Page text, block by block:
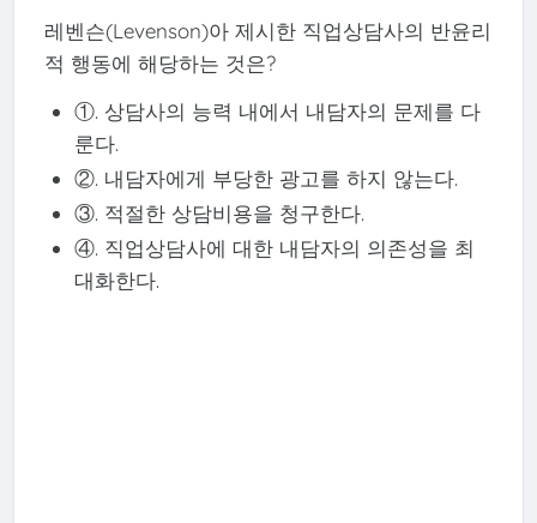
레벤슨(Levenson)아 제시한 직업상담사의 반윤리
적 행동에 해당하는 것은?
①. 상담사의 능력 내에서 내담자의 문제를 다
룬다.
②. 내담자에게 부당한 광고를 하지 않는다.
③. 적절한 상담비용을 청구한다.
④. 직업상담사에 대한 내담자의 의존성을 최
대화한다.